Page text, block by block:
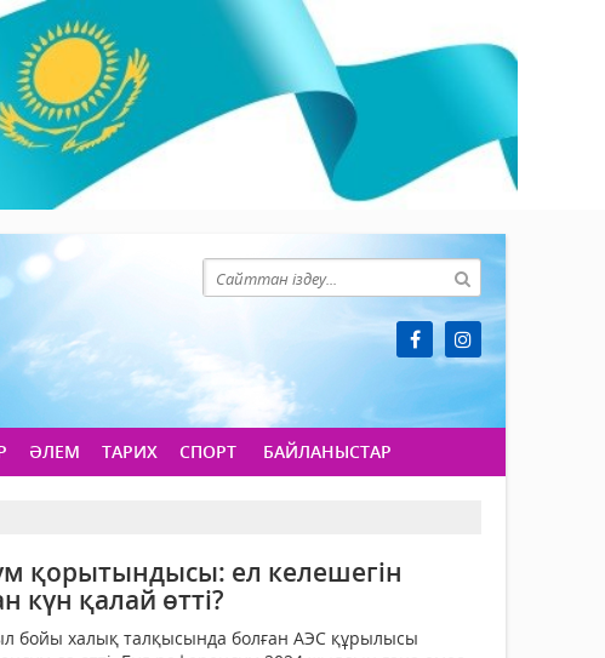
ӘЛЕМ ТАРИХ СПОРТ БАЙЛАНЫСТАР
қорытындысы: ел келешегін
күн қалай өтті?
бойы халық талқысында болған АЭС құрылысы